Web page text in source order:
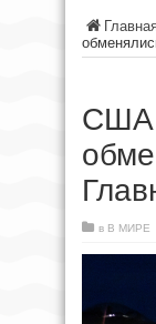
США
в В МИРЕ